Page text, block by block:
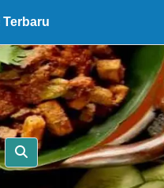
Terbaru